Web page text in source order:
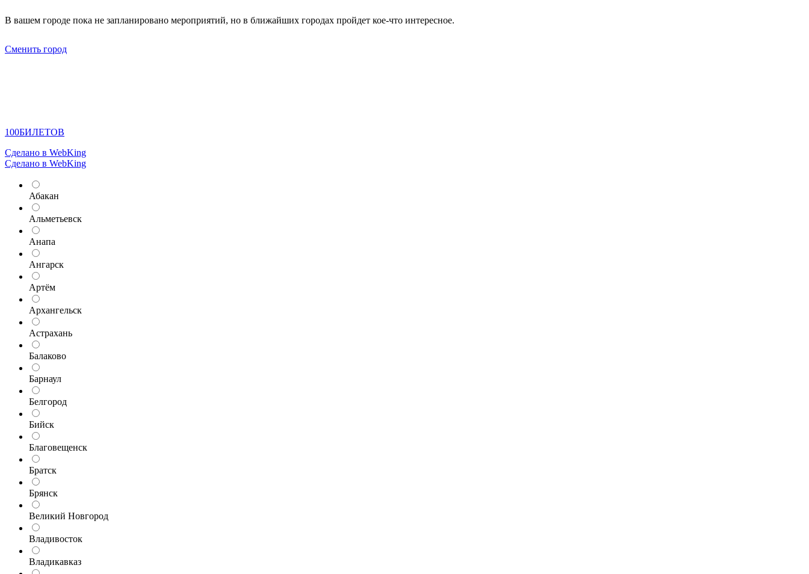
В вашем городе пока не запланировано мероприятий, но в ближайших городах пройдет кое-что интересное.
Сменить город
100БИЛЕТОВ
Сделано в WebKing
Сделано в WebKing
Абакан
Альметьевск
Анапа
Ангарск
Артём
Архангельск
Астрахань
Балаково
Барнаул
Белгород
Бийск
Благовещенск
Братск
Брянск
Великий Новгород
Владивосток
Владикавказ